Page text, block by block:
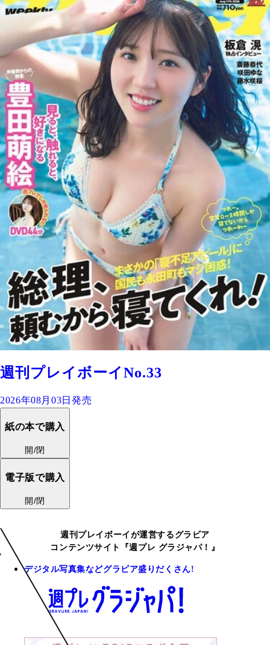
週刊プレイボーイNo.33
2026年08月03日発売
紙の本で購入
開/閉
電子版で購入
開/閉
週刊プレイボーイが運営するグラビア
コンテンツサイト『週プレ グラジャパ！』
デジタル写真集などグラビア盛りだくさん!